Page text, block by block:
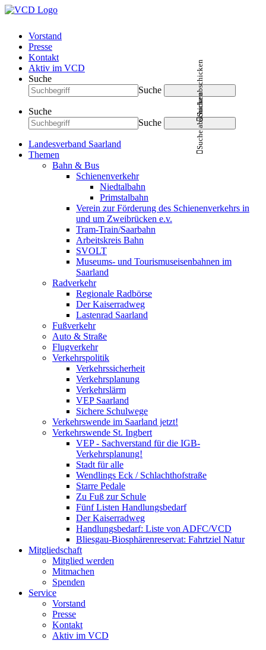
Vorstand
Presse
Kontakt
Aktiv im VCD
Suche
Suche
Suche abschicken
Suche
Suche
Suche abschicken
Landesverband Saarland
Themen
Bahn & Bus
Schienenverkehr
Niedtalbahn
Primstalbahn
Verein zur Förderung des Schienenverkehrs in
und um Zweibrücken e.v.
Tram-Train/Saarbahn
Arbeitskreis Bahn
SVOLT
Museums- und Tourismuseisenbahnen im
Saarland
Radverkehr
Regionale Radbörse
Der Kaiserradweg
Lastenrad Saarland
Fußverkehr
Auto & Straße
Flugverkehr
Verkehrspolitik
Verkehrssicherheit
Verkehrsplanung
Verkehrslärm
VEP Saarland
Sichere Schulwege
Verkehrswende im Saarland jetzt!
Verkehrswende St. Ingbert
VEP - Sachverstand für die IGB-
Verkehrsplanung!
Stadt für alle
Wendlings Eck / Schlachthofstraße
Starre Pedale
Zu Fuß zur Schule
Fünf Listen Handlungsbedarf
Der Kaiserradweg
Handlungsbedarf: Liste von ADFC/VCD
Bliesgau-Biosphärenreservat: Fahrtziel Natur
Mitgliedschaft
Mitglied werden
Mitmachen
Spenden
Service
Vorstand
Presse
Kontakt
Aktiv im VCD